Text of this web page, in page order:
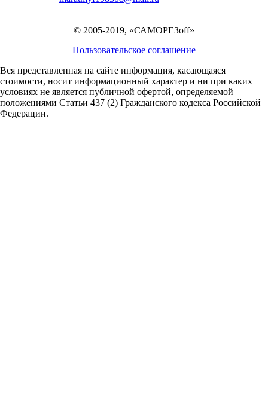
© 2005-2019, «САМОРЕЗoff»
Пользовательское соглашение
Вся представленная на сайте информация, касающаяся
стоимости, носит информационный характер и ни при каких
условиях не является публичной офертой, определяемой
положениями Статьи 437 (2) Гражданского кодекса Российской
Федерации.